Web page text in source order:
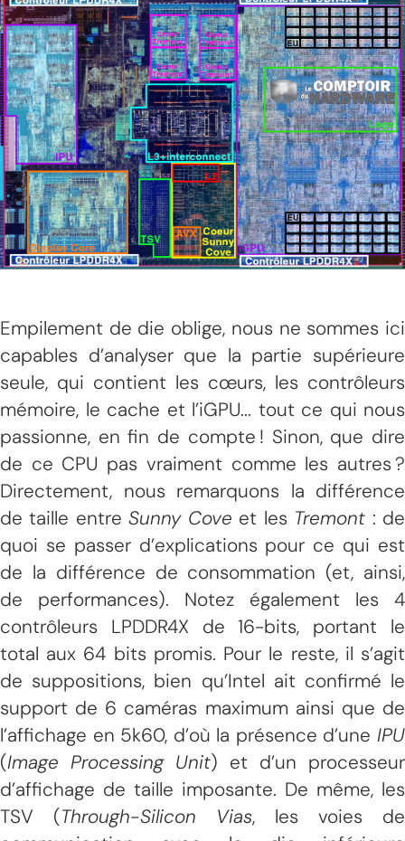
Empilement de die oblige, nous ne sommes ici
capables d’analyser que la partie supérieure
seule, qui contient les cœurs, les contrôleurs
mémoire, le cache et l’iGPU... tout ce qui nous
passionne, en fin de compte ! Sinon, que dire
de ce CPU pas vraiment comme les autres ?
Directement, nous remarquons la différence
de taille entreSunny Cove et les Tremont : de
quoi se passer d’explications pour ce qui est
de la différence de consommation (et, ainsi,
de performances). Notez également les 4
contrôleurs LPDDR4X de 16-bits, portant le
total aux 64 bits promis. Pour le reste, il s’agit
de suppositions, bien qu’Intel ait confirmé le
support de 6 caméras maximum ainsi que de
l’affichage en 5k60, d’où la présence d’une IPU
(Image Processing Unit) et d’un processeur
d’affichage de taille imposante. De même, les
TSV (Through-Silicon Vias, les voies de